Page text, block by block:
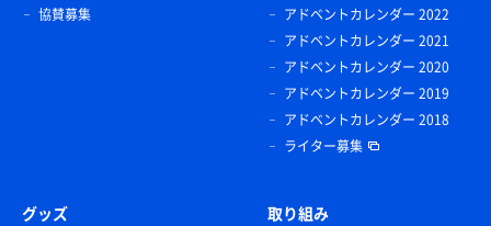
協賛募集
アドベントカレンダー 2022
アドベントカレンダー 2021
アドベントカレンダー 2020
アドベントカレンダー 2019
アドベントカレンダー 2018
ライター募集
グッズ 取り組み